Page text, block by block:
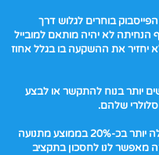
הפייסבוק בוחרים לגלוש דרך
הנחיתה לא יהיה מותאם למובייל
יחזיר את ההשקעה בו בגלל אחוז
יותר בנוח להתקשר או לבצע
שלהם.
6. תנועה במובייל זולה יותר בכ-20% בממוצע מתנועה
מאפשר לנו לחסכון בתקציב